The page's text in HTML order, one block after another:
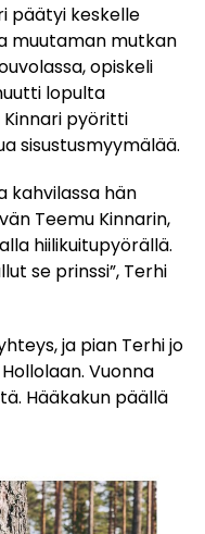
päätyi keskelle
muutaman mutkan
opiskeli
lopulta
Kinnari pyöritti
sisustusmyymälää.
kahvilassa hän
Teemu Kinnarin,
hiilikuitupyörällä.
se prinssi”, Terhi
ja pian Terhi jo
Vuonna
Hääkakun päällä